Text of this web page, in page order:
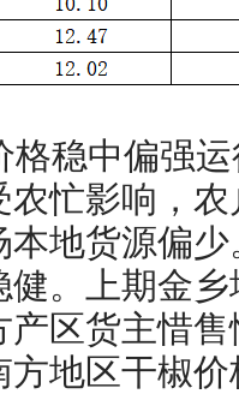
格稳中偏强
忙影响，
本地货源偏
。上期金
区货主惜
地区干椒